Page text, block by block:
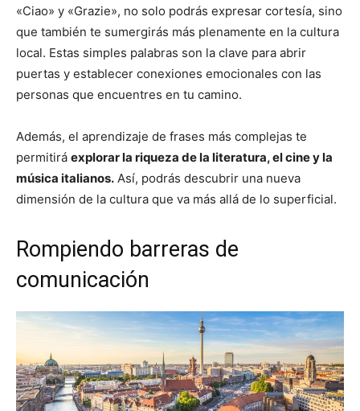
«Ciao» y «Grazie», no solo podrás expresar cortesía, sino
que también te sumergirás más plenamente en la cultura
local. Estas simples palabras son la clave para abrir
puertas y establecer conexiones emocionales con las
personas que encuentres en tu camino.
Además, el aprendizaje de frases más complejas te
permitirá explorar la riqueza de la literatura, el cine y la
música italianos. Así, podrás descubrir una nueva
dimensión de la cultura que va más allá de lo superficial.
Rompiendo barreras de
comunicación